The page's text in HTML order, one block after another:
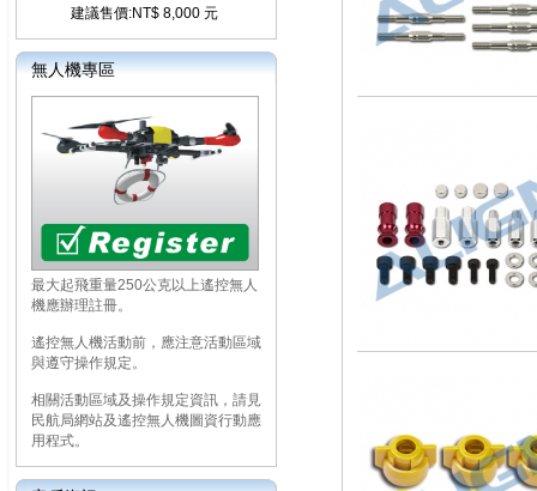
建議售價:NT$ 8,000 元
無人機專區
最大起飛重量250公克以上遙控無人
機應辦理註冊。
遙控無人機活動前，應注意活動區域
與遵守操作規定。
相關活動區域及操作規定資訊，請見
民航局網站及遙控無人機圖資行動應
用程式。